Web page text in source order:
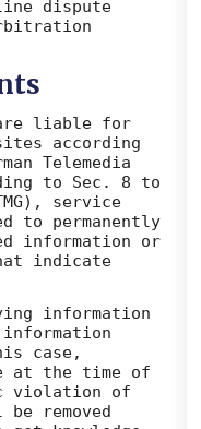
dispute
liable for
according
Telemedia
to Sec. 8 to
service
to permanently
information or
indicate
information
case,
the time of
violation of
removed